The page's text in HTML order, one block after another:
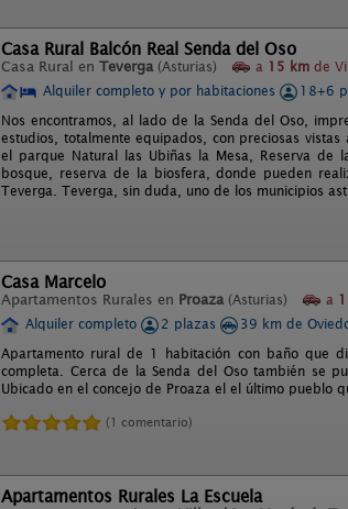
Casa Rural Balcón Real Senda del Oso
Casa Rural en Teverga (Asturias) a 15 km de
Alquiler completo y por habitaciones
18+6
Nos encontramos, al lado de la Senda del Oso,
estudios, totalmente equipados, con preciosas
el parque Natural las Ubiñas la Mesa, Reserva de
bosque, reserva de la biosfera, donde pueden
Teverga. Teverga, sin duda, uno de los municipios
Casa Marcelo
Apartamentos Rurales en Proaza (Asturias) a
Alquiler completo
2 plazas
39 km de
Apartamento rural de 1 habitación con baño que
completa. Cerca de la Senda del Oso también se
Ubicado en el concejo de Proaza el el último pueblo
(1 comentario)
Apartamentos Rurales La Escuela